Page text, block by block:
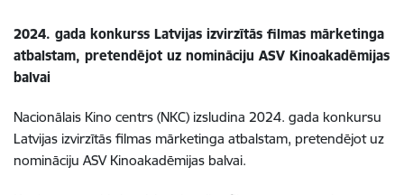
2024. gada konkurss Latvijas izvirzītās filmas mārketinga
atbalstam, pretendējot uz nomināciju ASV Kinoakadēmijas
balvai
Nacionālais Kino centrs (NKC) izsludina 2024. gada konkursu
Latvijas izvirzītās filmas mārketinga atbalstam, pretendējot uz
nomināciju ASV Kinoakadēmijas balvai.